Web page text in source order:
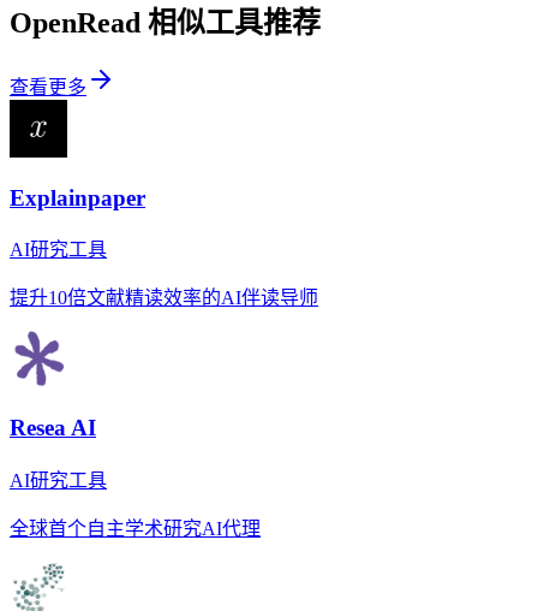
OpenRead 相似工具推荐
查看更多
Explainpaper
AI研究工具
提升10倍文献精读效率的AI伴读导师
Resea AI
AI研究工具
全球首个自主学术研究AI代理